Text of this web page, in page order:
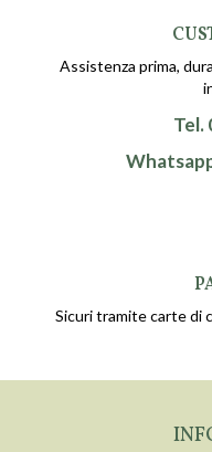
Assistenza prima,
Tel.
Sicuri tramite carte di